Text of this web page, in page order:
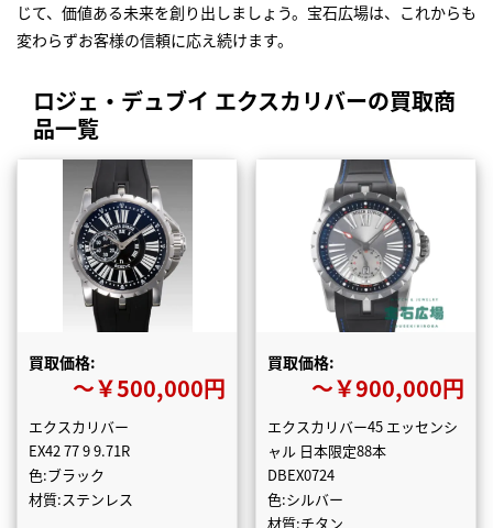
じて、価値ある未来を創り出しましょう。宝石広場は、これからも
変わらずお客様の信頼に応え続けます。
ロジェ・デュブイ エクスカリバーの買取商
品一覧
買取価格:
〜￥500,000円
エクスカリバー
EX42 77 9 9.71R
色:ブラック
材質:ステンレス
買取価格:
〜￥900,000円
エクスカリバー45 エッセンシ
ャル 日本限定88本
DBEX0724
色:シルバー
材質:チタン